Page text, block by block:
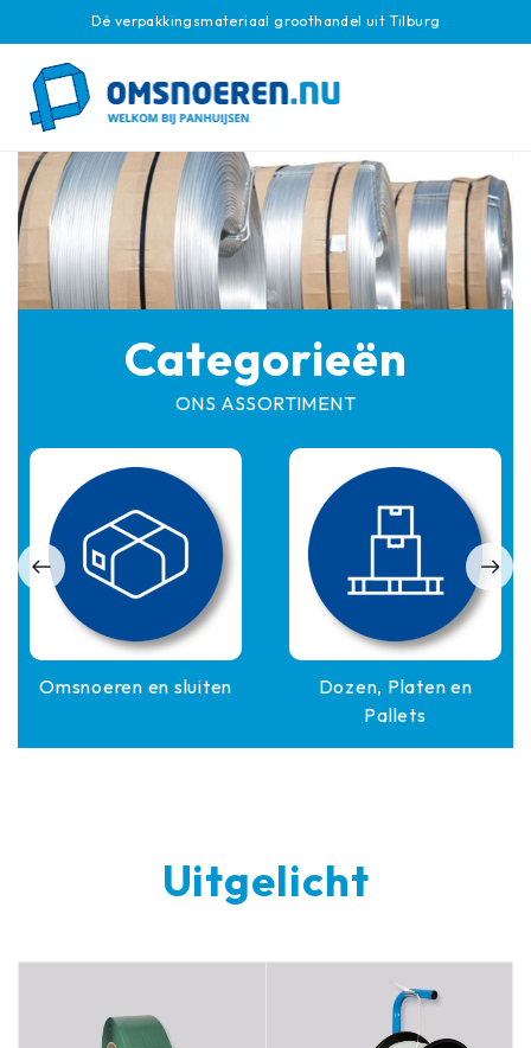
Dé verpakkingsmateriaal groothandel uit Tilburg
Categorieën
ONS ASSORTIMENT
Omsnoeren en sluiten
Dozen, Platen en
Pallets
Uitgelicht